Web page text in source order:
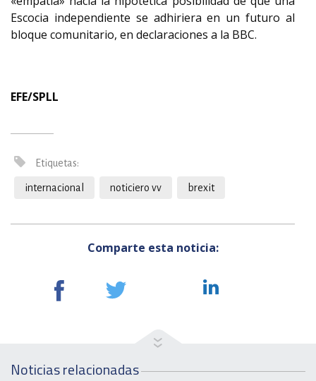
Escocia independiente se adhiriera en un futuro al
bloque comunitario, en declaraciones a la BBC.
EFE/SPLL
Etiquetas:
internacional noticiero vv brexit
Comparte esta noticia:
Noticias relacionadas